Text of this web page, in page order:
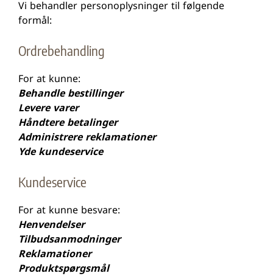
Vi behandler personoplysninger til følgende
formål:
Ordrebehandling
For at kunne:
Behandle bestillinger
Levere varer
Håndtere betalinger
Administrere reklamationer
Yde kundeservice
Kundeservice
For at kunne besvare:
Henvendelser
Tilbudsanmodninger
Reklamationer
Produktspørgsmål